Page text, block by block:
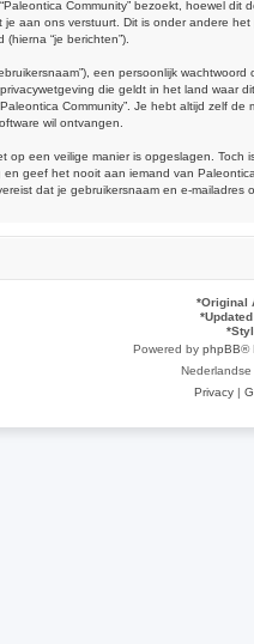
Community” bezoekt, hoewel
aan ons verstuurt. Dit is onder andere
“je berichten”).
een persoonlijk
die geldt in het land
Community”. Je hebt altijd zelf
wil ontvangen.
een veilige manier is opgeslagen.
geef het nooit aan iemand van
dat je gebruikersnaam en e-
*Original
*
*
Powered by phpBB®
Privacy |